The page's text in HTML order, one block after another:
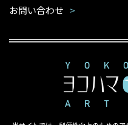
お問い合わせ